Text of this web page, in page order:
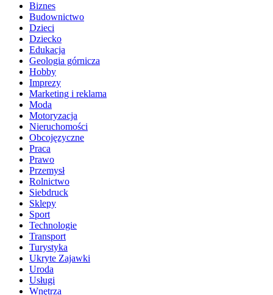
Biznes
Budownictwo
Dzieci
Dziecko
Edukacja
Geologia górnicza
Hobby
Imprezy
Marketing i reklama
Moda
Motoryzacja
Nieruchomości
Obcojęzyczne
Praca
Prawo
Przemysł
Rolnictwo
Siebdruck
Sklepy
Sport
Technologie
Transport
Turystyka
Ukryte Zajawki
Uroda
Usługi
Wnętrza